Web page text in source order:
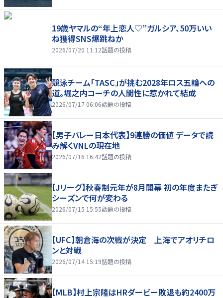
19歳ヤマルの“年上恋人♡”ガルシア、50万いい
ね獲得SNS爆跳ねか
2026/07/20 11:12話題の投稿
競泳チーム「TASC」が挑む2028年ロス五輪への
道。堀之内コーチの人間性に惹かれて結成
2026/07/17 06:06話題の投稿
【男子バレー日本代表】9連勝の価値 データで読
み解くVNLの現在地
2026/07/16 16:42話題の投稿
【Jリーグ】秋春制元年が8月開幕 初の年度またぎ
シーズンで何が変わる
2026/07/15 15:55話題の投稿
【UFC】朝倉海の次戦が決定 上海でアオリチロ
ンと対戦
2026/07/14 15:19話題の投稿
【MLB】村上宗隆はHRダービー敗退も約2400万